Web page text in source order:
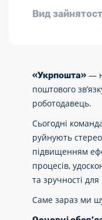
Для бізнесу
Вид
«Укрпошта» —
поштового
роботодавець.
Сьогодні
руйнують
підвищенням
процесів,
та зручності для
Саме зараз ми